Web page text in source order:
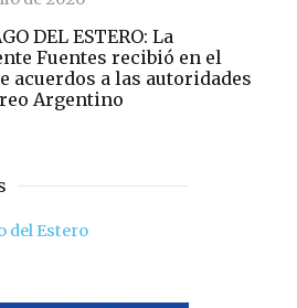
DEL ESTERO: La
Fuentes recibió en el
acuerdos a las autoridades
Argentino
del Estero